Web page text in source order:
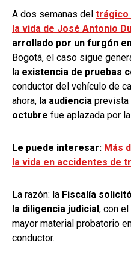
A dos semanas del trágico
la vida de José Antonio
arrollado por un furgón
Bogotá, el caso sigue
la existencia de pruebas
conductor del vehículo de
ahora, la audiencia prevista
octubre fue aplazada por
Le puede interesar: Más
la vida en accidentes de
La razón: la Fiscalía
la diligencia judicial, con
mayor material probatorio
conductor.